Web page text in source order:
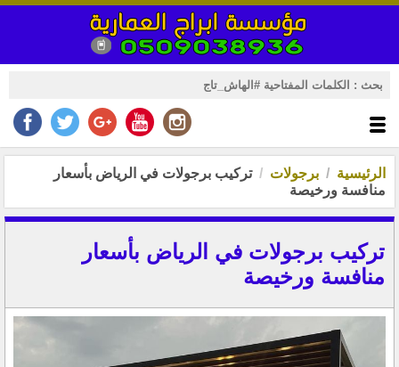
الرئيسية برجولات
تركيب برجولات في الرياض بأسعار
منافسة ورخيصة
تركيب برجولات في الرياض بأسعار
منافسة ورخيصة